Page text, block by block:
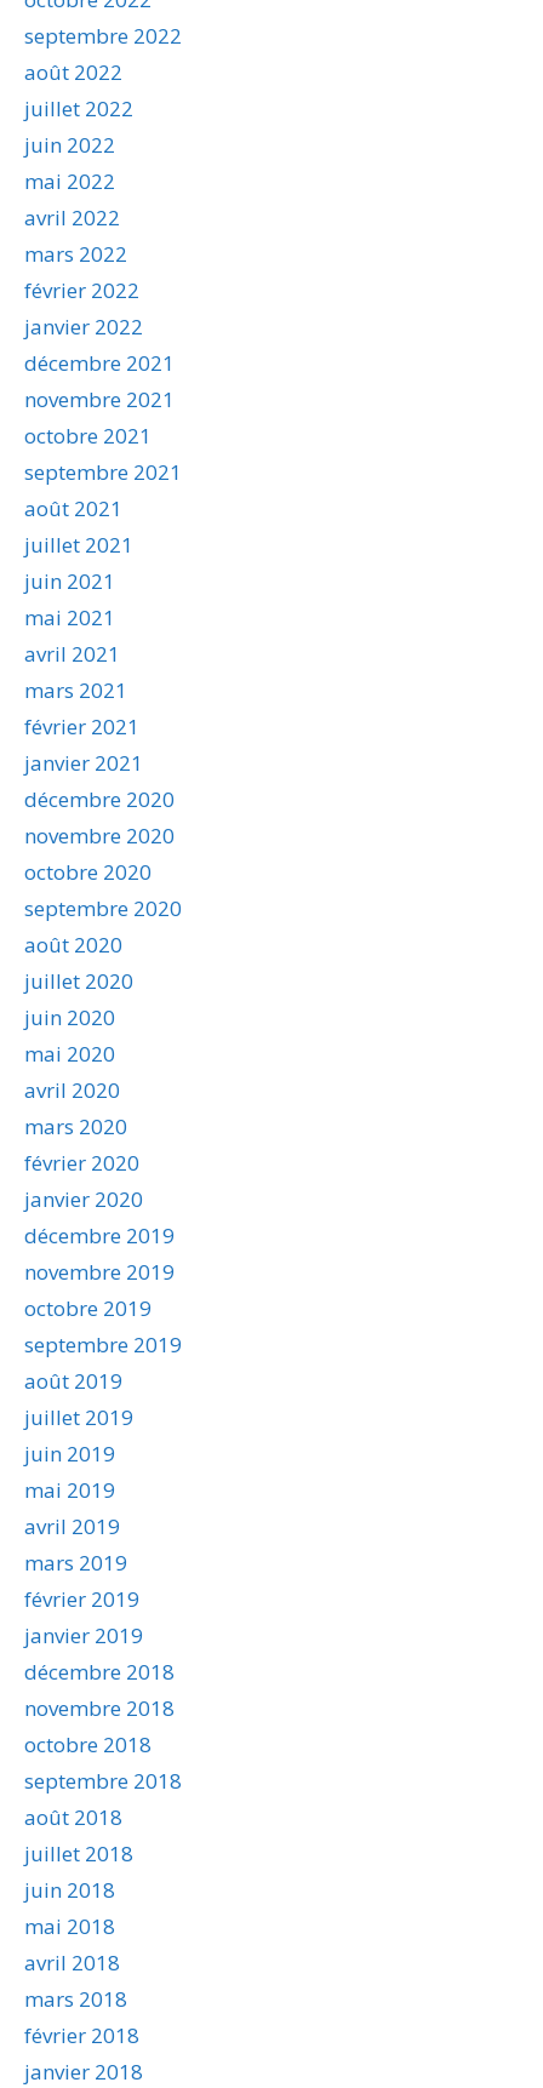
septembre 2022
août 2022
juillet 2022
juin 2022
mai 2022
avril 2022
mars 2022
février 2022
janvier 2022
décembre 2021
novembre 2021
octobre 2021
septembre 2021
août 2021
juillet 2021
juin 2021
mai 2021
avril 2021
mars 2021
février 2021
janvier 2021
décembre 2020
novembre 2020
octobre 2020
septembre 2020
août 2020
juillet 2020
juin 2020
mai 2020
avril 2020
mars 2020
février 2020
janvier 2020
décembre 2019
novembre 2019
octobre 2019
septembre 2019
août 2019
juillet 2019
juin 2019
mai 2019
avril 2019
mars 2019
février 2019
janvier 2019
décembre 2018
novembre 2018
octobre 2018
septembre 2018
août 2018
juillet 2018
juin 2018
mai 2018
avril 2018
mars 2018
février 2018
janvier 2018